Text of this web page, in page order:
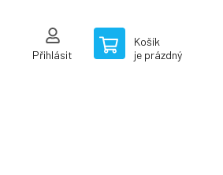
Přihlásit
Košík
je prázdný